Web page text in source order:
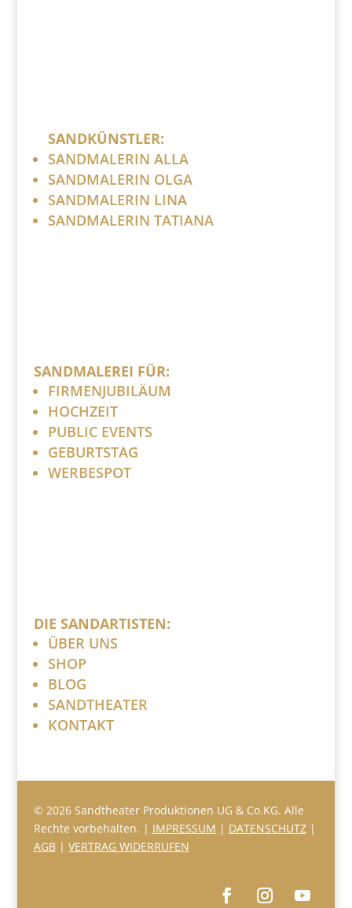
SANDKÜNSTLER:
SANDMALERIN ALLA
SANDMALERIN OLGA
SANDMALERIN LINA
SANDMALERIN TATIANA
SANDMALEREI FÜR:
FIRMENJUBILÄUM
HOCHZEIT
PUBLIC EVENTS
GEBURTSTAG
WERBESPOT
DIE SANDARTISTEN:
ÜBER UNS
SHOP
BLOG
SANDTHEATER
KONTAKT
© 2026 Sandtheater Produktionen UG & Co.KG. Alle
Rechte vorbehalten. | IMPRESSUM | DATENSCHUTZ|
AGB| VERTRAG WIDERRUFEN